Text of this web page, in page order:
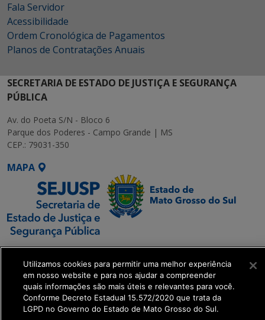
Fala Servidor
Acessibilidade
Ordem Cronológica de Pagamentos
Planos de Contratações Anuais
SECRETARIA DE ESTADO DE JUSTIÇA E SEGURANÇA
PÚBLICA
Av. do Poeta S/N - Bloco 6
Parque dos Poderes - Campo Grande | MS
CEP.: 79031-350
MAPA
SETDIG | Secretaria-
Executiva de
Transformação Digital
get_footer();
Utilizamos cookies para permitir uma melhor experiência
em nosso website e para nos ajudar a compreender
quais informações são mais úteis e relevantes para você.
Conforme Decreto Estadual 15.572/2020 que trata da
LGPD no Governo do Estado de Mato Grosso do Sul.